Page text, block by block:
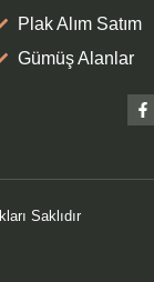
Plak Alım Satım
Gümüş Alanlar
Saklıdır